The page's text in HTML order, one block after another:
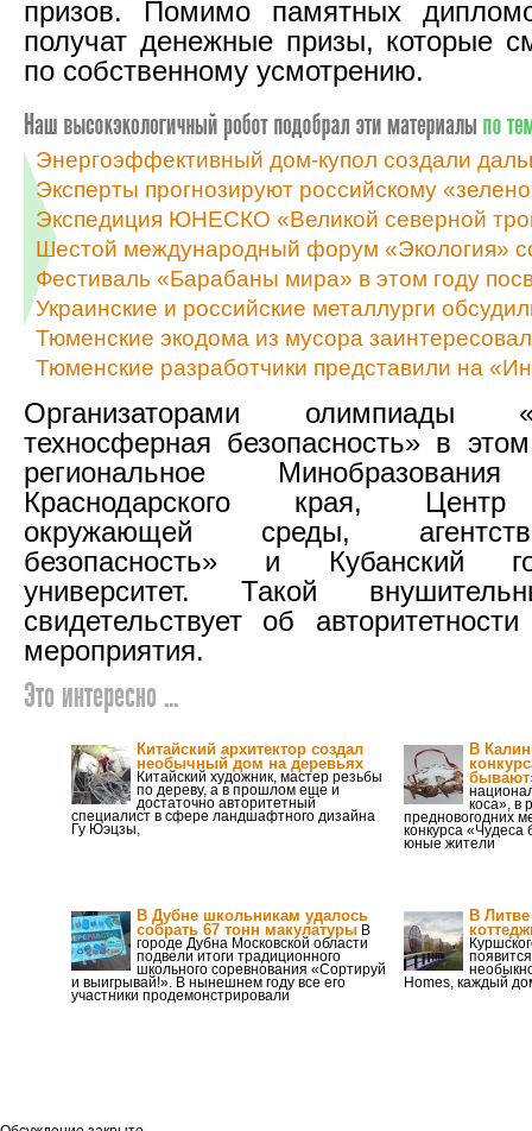
призов. Помимо памятных
получат денежные призы, которые
по собственному усмотрению.
Энергоэффективный дом-купол создали
Эксперты прогнозируют российскому
Экспедиция ЮНЕСКО «Великой северной
Шестой международный форум «Экология»
Фестиваль «Барабаны мира» в этом году
Украинские и российские металлурги
Тюменские экодома из мусора
Тюменские разработчики представили на
Организаторами олимпиады
техносферная безопасность» в
региональное
Краснодарского края, Центр
окружающей среды,
безопасность» и Кубанский
университет. Такой
свидетельствует об
мероприятия.
Это интересно ...
Китайский архитектор создал
необычный дом на деревьях
Китайский художник, мастер резьбы
по дереву, а в прошлом еще и
достаточно авторитетный
специалист в сфере ландшафтного дизайна
Гу Юэцзы,
В
коса», в
предновогодних
конкурса «Чудеса
юные жители
В Дубне школьникам удалось
собрать 67 тонн макулатуры В
городе Дубна Московской области
подвели итоги традиционного
школьного соревнования «Сортируй
и выигрывай!». В нынешнем году все его
участники продемонстрировали
В
Homes, каждый